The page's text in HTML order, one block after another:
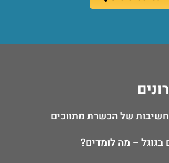
של הכשרת מתווכים
בגוגל – מה לומדים?